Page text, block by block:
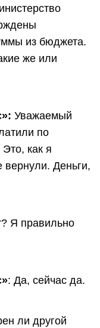
из бюджета.
же или
Уважаемый
по
как я
Деньги,
Я правильно
: Да, сейчас да.
ли другой